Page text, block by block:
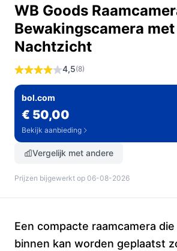
WB Goods
Bewakingscamera met
Nachtzicht
4,5(8)
bol.com
€ 50,00
Bekijk aanbieding
Vergelijk met andere
Prijzen bijgewerkt op 06-08-2026
Een compacte raamcamera
binnen kan worden geplaatst